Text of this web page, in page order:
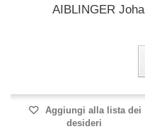
AIBLINGER
Aggiungi alla lista dei
desideri